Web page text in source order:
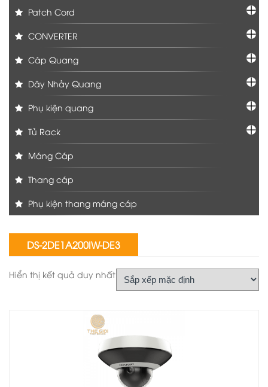
Patch Cord
CONVERTER
Cáp Quang
Dây Nhảy Quang
Phụ kiện quang
Tủ Rack
Máng Cáp
Thang cáp
Phụ kiện thang máng cáp
DS-2DE1A200IW-DE3
Hiển thị kết quả duy nhất